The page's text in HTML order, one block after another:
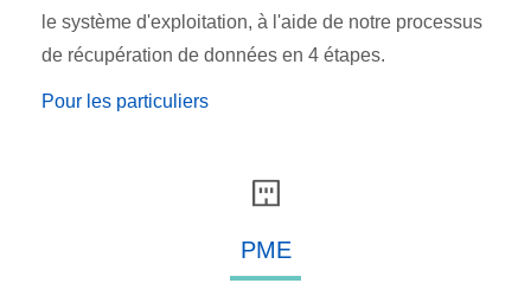
le système d'exploitation, à l'aide de notre processus
de récupération de données en 4 étapes.
Pour les particuliers
PME